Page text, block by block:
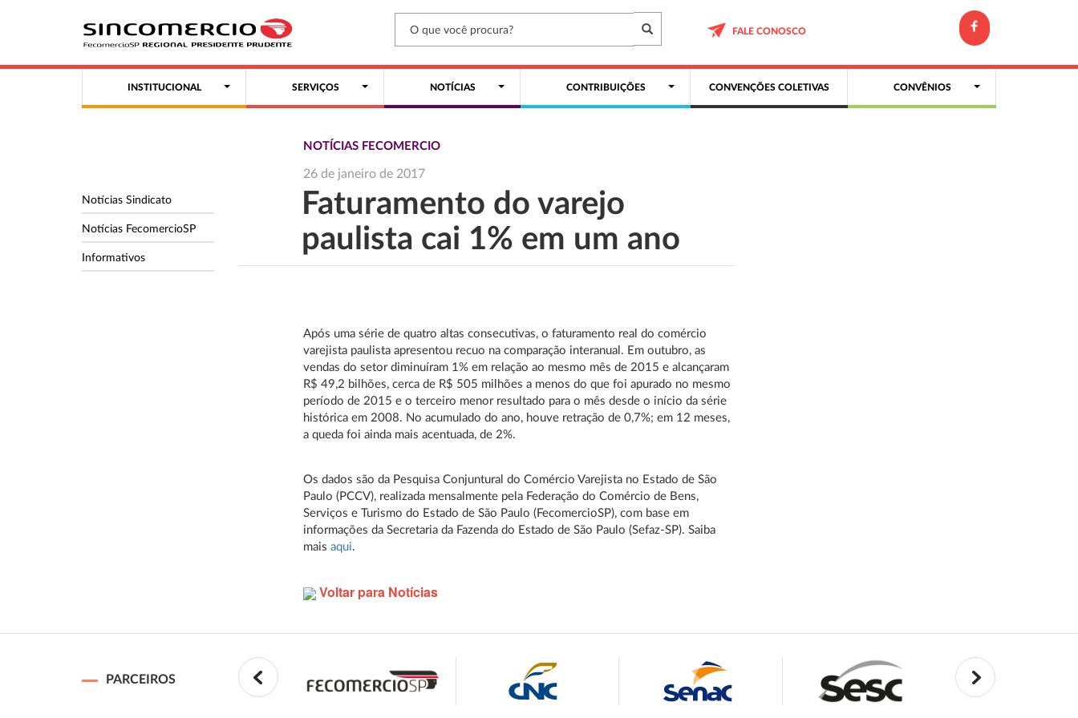
FALE CONOSCO
INSTITUCIONAL SERVIÇOS NOTÍCIAS CONTRIBUIÇÕES CONVENÇÕES COLETIVAS CONVÊNIOS
Notícias Sindicato
Notícias FecomercioSP
Informativos
NOTÍCIAS FECOMERCIO
26 de janeiro de 2017
Faturamento do varejo
paulista cai 1% em um ano
Após uma série de quatro altas consecutivas, o faturamento real do comércio
varejista paulista apresentou recuo na comparação interanual. Em outubro, as
vendas do setor diminuíram 1% em relação ao mesmo mês de 2015 e alcançaram
R$ 49,2 bilhões, cerca de R$ 505 milhões a menos do que foi apurado no mesmo
período de 2015 e o terceiro menor resultado para o mês desde o início da série
histórica em 2008. No acumulado do ano, houve retração de 0,7%; em 12 meses,
a queda foi ainda mais acentuada, de 2%.
Os dados são da Pesquisa Conjuntural do Comércio Varejista no Estado de São
Paulo (PCCV), realizada mensalmente pela Federação do Comércio de Bens,
Serviços e Turismo do Estado de São Paulo (FecomercioSP), com base em
informações da Secretaria da Fazenda do Estado de São Paulo (Sefaz-SP). Saiba
maisaqui.
Voltar para Notícias
PARCEIROS